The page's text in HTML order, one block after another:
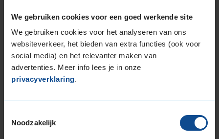
We gebruiken cookies voor een goed werkende site
We gebruiken cookies voor het analyseren van ons
websiteverkeer, het bieden van extra functies (ook voor
social media) en het relevanter maken van
advertenties. Meer info lees je in onze
privacyverklaring.
Noodzakelijk
225/50R17 98W EXTRALOAD
225/50R17 98W EXTRALOAD RUNFLAT
225/55R17 101W EXTRALOAD
225/55R17 101Y EXTRALOAD
225/55R17 97T EXTRALOAD
225/60R17 103V EXTRALOAD
235/55R17 103Y EXTRALOAD